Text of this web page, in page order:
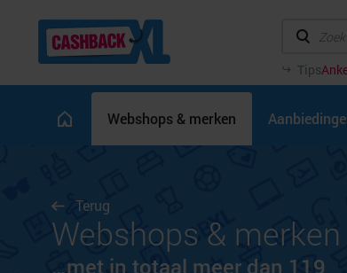
Tips
Webshops & merken
Terug
Webshops & merken
…met in totaal meer dan 119